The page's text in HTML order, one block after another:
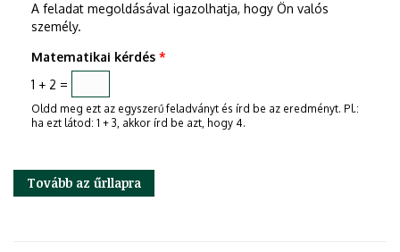
A feladat megoldásával igazolhatja, hogy Ön valós
személy.
Matematikai kérdés *
1 + 2 =
Oldd meg ezt az egyszerű feladványt és írd be az eredményt. Pl.:
ha ezt látod: 1 + 3, akkor írd be azt, hogy 4.